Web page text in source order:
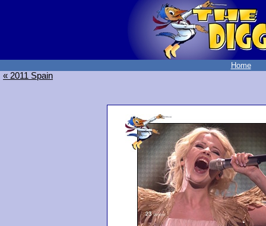
Home
« 2011 Spain